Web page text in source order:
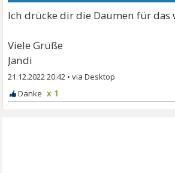
Ich drücke dir die Daumen für das
Viele Grüße
Jandi
21.12.2022 20:42 •
x 1